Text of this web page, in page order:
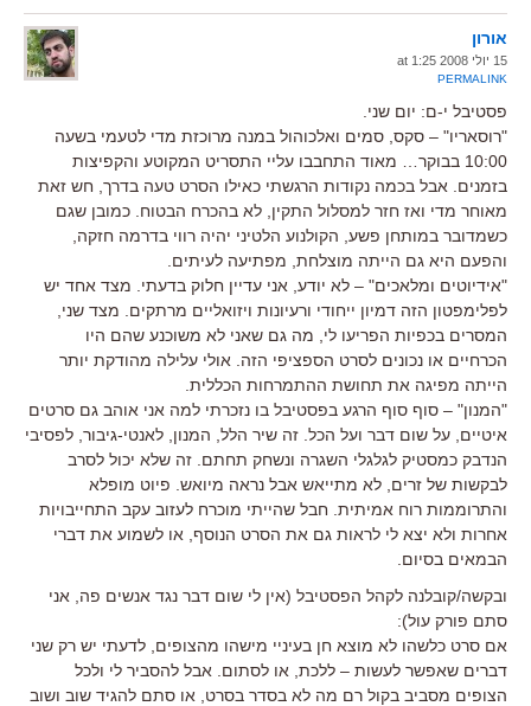
אורון
15 יולי 2008 at 1:25
PERMALINK
פסטיבל י-ם: יום שני.
"רוסאריו" – סקס, סמים ואלכוהול במנה מרוכזת מדי לטעמי בשעה
10:00 בבוקר… מאוד התחבבו עליי התסריט המקוטע והקפיצות
בזמנים. אבל בכמה נקודות הרגשתי כאילו הסרט טעה בדרך, חש זאת
מאוחר מדי ואז חזר למסלול התקין, לא בהכרח הבטוח. כמובן שגם
כשמדובר במותחן פשע, הקולנוע הלטיני יהיה רווי בדרמה חזקה,
והפעם היא גם הייתה מוצלחת, מפתיעה לעיתים.
"אידיוטים ומלאכים" – לא יודע, אני עדיין חלוק בדעתי. מצד אחד יש
לפלימפטון הזה דמיון ייחודי ורעיונות ויזואליים מרתקים. מצד שני,
המסרים בכפיות הפריעו לי, מה גם שאני לא משוכנע שהם היו
הכרחיים או נכונים לסרט הספציפי הזה. אולי עלילה מהודקת יותר
הייתה מפיגה את תחושת ההתמרחות הכללית.
"המנון" – סוף סוף הרגע בפסטיבל בו נזכרתי למה אני אוהב גם סרטים
איטיים, על שום דבר ועל הכל. זה שיר הלל, המנון, לאנטי-גיבור, לפסיבי
הנדבק כמסטיק לגלגלי השגרה ונשחק תחתם. זה שלא יכול לסרב
לבקשות של זרים, לא מתייאש אבל נראה מיואש. פיוט מופלא
והתרוממות רוח אמיתית. חבל שהייתי מוכרח לעזוב עקב התחייבויות
אחרות ולא יצא לי לראות גם את הסרט הנוסף, או לשמוע את דברי
הבמאים בסיום.
ובקשה/קובלנה לקהל הפסטיבל (אין לי שום דבר נגד אנשים פה, אני
סתם פורק עול):
אם סרט כלשהו לא מוצא חן בעיניי מישהו מהצופים, לדעתי יש רק שני
דברים שאפשר לעשות – ללכת, או לסתום. אבל להסביר לי ולכל
הצופים מסביב בקול רם מה לא בסדר בסרט, או סתם להגיד שוב ושוב